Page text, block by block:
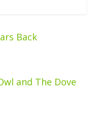
Back
and The Dove